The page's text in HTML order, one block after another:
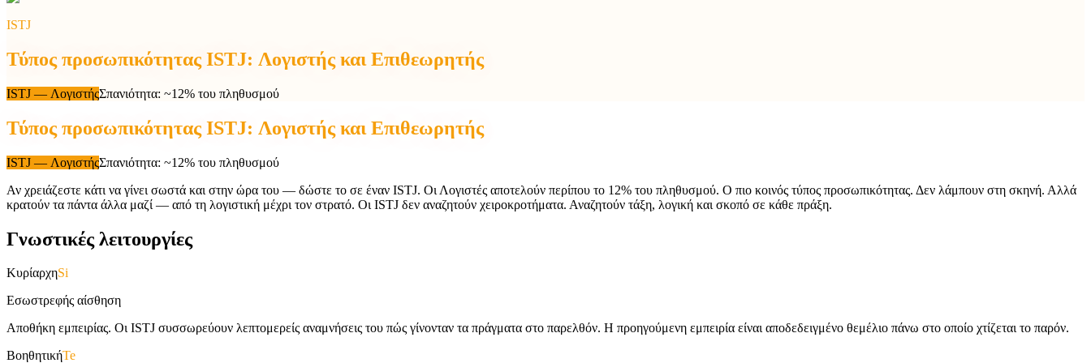
ISTJ
Τύπος προσωπικότητας ISTJ: Λογιστής και Επιθεωρητής
ISTJ — ΛογιστήςΣπανιότητα: ~12% του πληθυσμού
Τύπος προσωπικότητας ISTJ: Λογιστής και Επιθεωρητής
ISTJ — ΛογιστήςΣπανιότητα: ~12% του πληθυσμού
Αν χρειάζεστε κάτι να γίνει σωστά και στην ώρα του — δώστε το σε έναν ISTJ. Οι Λογιστές αποτελούν περίπου το 12% του πληθυσμού. Ο πιο κοινός τύπος προσωπικότητας. Δεν λάμπουν στη σκηνή. Αλλά
κρατούν τα πάντα άλλα μαζί — από τη λογιστική μέχρι τον στρατό. Οι ISTJ δεν αναζητούν χειροκροτήματα. Αναζητούν τάξη, λογική και σκοπό σε κάθε πράξη.
Γνωστικές λειτουργίες
ΚυρίαρχηSi
Εσωστρεφής αίσθηση
Αποθήκη εμπειρίας. Οι ISTJ συσσωρεύουν λεπτομερείς αναμνήσεις του πώς γίνονταν τα πράγματα στο παρελθόν. Η προηγούμενη εμπειρία είναι αποδεδειγμένο θεμέλιο πάνω στο οποίο χτίζεται το παρόν.
ΒοηθητικήTe